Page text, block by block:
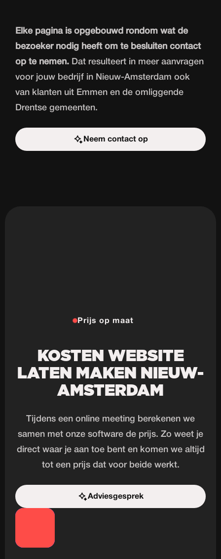
Elke pagina is opgebouwd rondom wat de
bezoeker nodig heeft om te besluiten contact
op te nemen. Dat resulteert in meer aanvragen
voor jouw bedrijf in Nieuw-Amsterdam ook
van klanten uit Emmen en de omliggende
Drentse gemeenten.
Neem contact op
Start de uitdaging
Prijs op maat
KOSTEN WEBSITE
LATEN MAKEN NIEUW-
AMSTERDAM
Tijdens een online meeting berekenen we
samen met onze software de prijs. Zo weet je
direct waar je aan toe bent en komen we altijd
tot een prijs dat voor beide werkt.
Adviesgesprek
Start de uitdaging